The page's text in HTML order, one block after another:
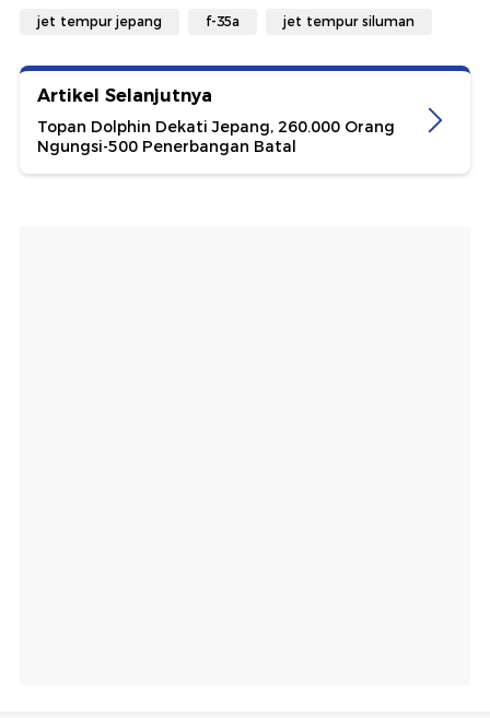
jet tempur jepang f-35a jet tempur siluman
Artikel Selanjutnya
Topan Dolphin Dekati Jepang, 260.000 Orang
Ngungsi-500 Penerbangan Batal